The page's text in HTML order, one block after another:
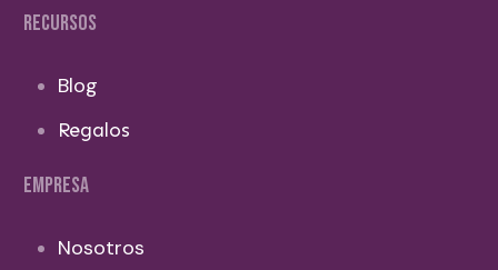
RECURSOS
Blog
Regalos
EMPRESA
Nosotros